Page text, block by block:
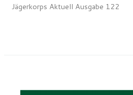
Jägerkorps Aktuell Ausgabe 122